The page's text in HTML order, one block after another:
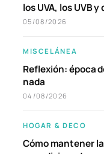
los UVA, los UVB
05/08/2026
MISCELÁNEA
Reflexión: época
nada
04/08/2026
HOGAR & DECO
Cómo mantener